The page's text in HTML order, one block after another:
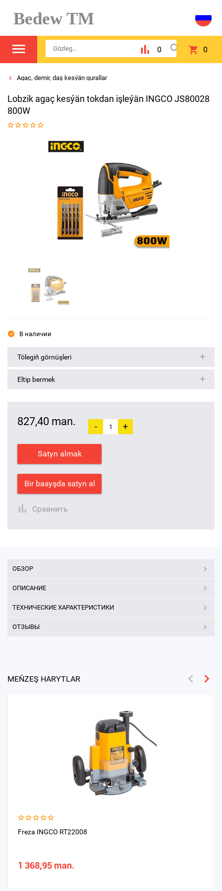
Bedew TM
0 0
Agaç, demir, daş kesýän gurallar
Lobzik agaç kesýän tokdan işleýän INGCO JS80028
800W
В наличии
Tölegiň görnüşleri
Eltip bermek
827,40 man. - +
Satyn almak
Bir basyşda satyn al
Сравнить
ОБЗОР
ОПИСАНИЕ
ТЕХНИЧЕСКИЕ ХАРАКТЕРИСТИКИ
ОТЗЫВЫ
MEŇZEŞ HARYTLAR
Freza INGCO RT22008
1 368,95 man.